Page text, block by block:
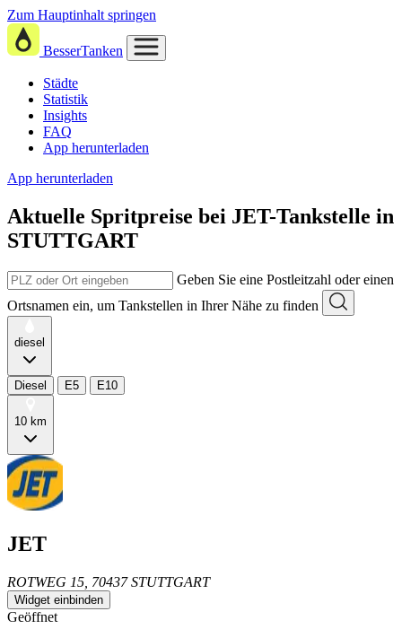
Zum Hauptinhalt springen
BesserTanken
Städte
Statistik
Insights
FAQ
App herunterladen
App herunterladen
Aktuelle Spritpreise bei JET-Tankstelle in
STUTTGART
Geben Sie eine Postleitzahl oder einen
Ortsnamen ein, um Tankstellen in Ihrer Nähe zu finden
diesel
Diesel E5 E10
10 km
JET
ROTWEG 15, 70437 STUTTGART
Widget einbinden
Geöffnet